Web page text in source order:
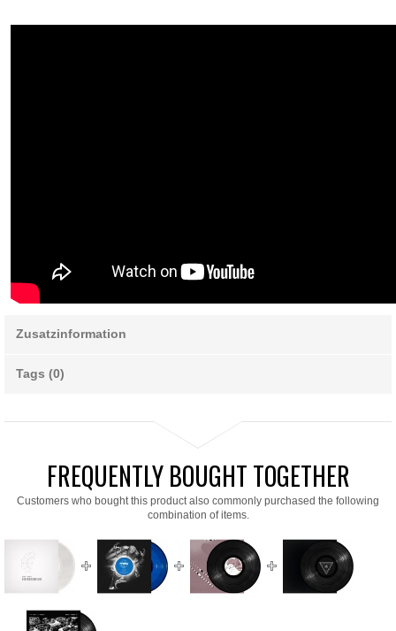
Zusatzinformation
Tags (0)
FREQUENTLY BOUGHT TOGETHER
Customers who bought this product also commonly purchased the following
combination of items.